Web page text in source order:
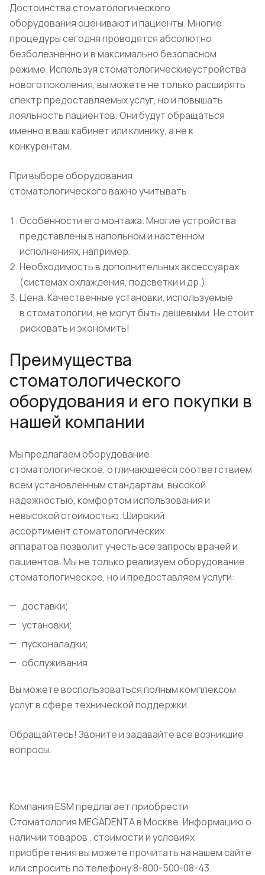
Достоинства стоматологического
оборудования оценивают и пациенты. Многие
процедуры сегодня проводятся абсолютно
безболезненно и в максимально безопасном
режиме. Используя стоматологическиеустройства
нового поколения, вы можете не только расширять
спектр предоставляемых услуг, но и повышать
лояльность пациентов. Они будут обращаться
именно в ваш кабинет или клинику, а не к
конкурентам.
При выборе оборудования
стоматологического важно учитывать:
Особенности его монтажа. Многие устройства
представлены в напольном и настенном
исполнениях, например.
Необходимость в дополнительных аксессуарах
(системах охлаждения, подсветки и др.).
Цена. Качественные установки, используемые
в стоматологии, не могут быть дешевыми. Не стоит
рисковать и экономить!
Преимущества
стоматологического
оборудования и его покупки в
нашей компании
Мы предлагаем оборудование
стоматологическое, отличающееся соответствием
всем установленным стандартам, высокой
надежностью, комфортом использования и
невысокой стоимостью. Широкий
ассортимент стоматологических
аппаратов позволит учесть все запросы врачей и
пациентов. Мы не только реализуем оборудование
стоматологическое, но и предоставляем услуги:
доставки;
установки;
пусконаладки;
обслуживания.
Вы можете воспользоваться полным комплексом
услуг в сфере технической поддержки.
Обращайтесь! Звоните и задавайте все возникшие
вопросы.
Компания ESM предлагает приобрести
Стоматология MEGADENTA в Москве. Информацию о
наличии товаров , стоимости и условиях
приобретения вы можете прочитать на нашем сайте
или спросить по телефону 8-800-500-08-43.